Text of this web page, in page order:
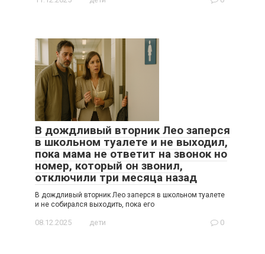
В дождливый вторник Лео заперся
в школьном туалете и не выходил,
пока мама не ответит на звонок но
номер, который он звонил,
отключили три месяца назад
В дождливый вторник Лео заперся в школьном туалете
и не собирался выходить, пока его
08.12.2025 дети 0